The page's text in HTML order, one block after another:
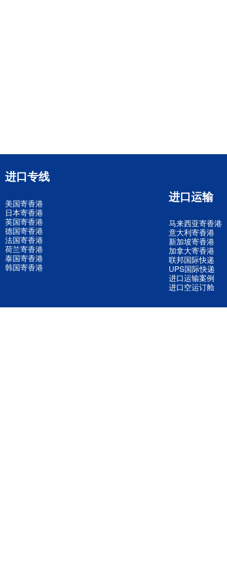
进口专线
美国寄香港
日本寄香港
英国寄香港
德国寄香港
法国寄香港
荷兰寄香港
泰国寄香港
韩国寄香港
进口运输
马来西亚寄香港
意大利寄香港
新加坡寄香港
加拿大寄香港
联邦国际快递
UPS国际快递
进口运输案例
进口空运订舱